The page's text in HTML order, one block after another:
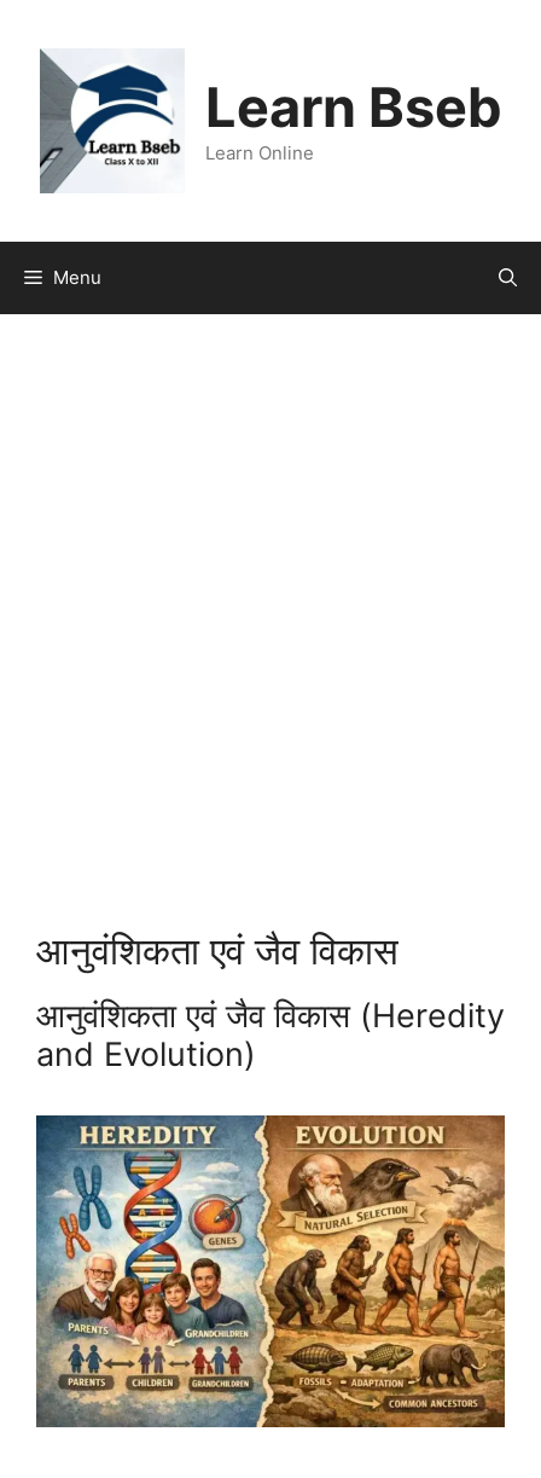
Learn Bseb
Learn Online
Menu
आनुवंशिकता एवं जैव विकास
आनुवंशिकता एवं जैव विकास (Heredity
and Evolution)